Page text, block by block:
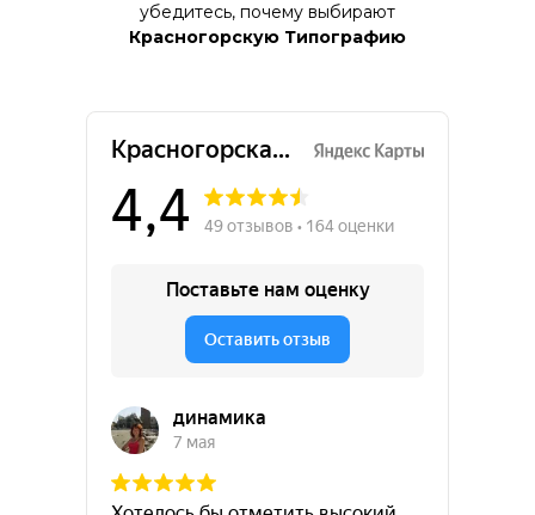
убедитесь, почему выбирают
Красногорскую Типографию